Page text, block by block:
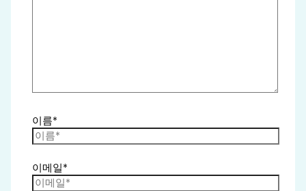
이름*
이메일*